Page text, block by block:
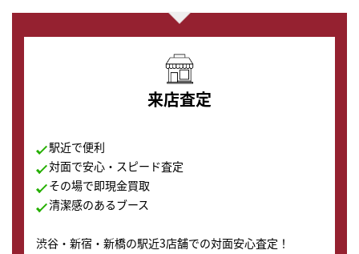
来店査定
駅近で便利
対面で安心・スピード査定
その場で即現金買取
清潔感のあるブース
渋谷・新宿・新橋の駅近3店舗での対面安心査定！